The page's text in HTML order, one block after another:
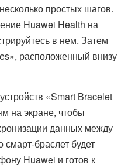
простых шагов.
Huawei Health на
в нем. Затем
расположенный внизу
«Smart Bracelet
на экране, чтобы
данных между
смарт-браслет будет
Huawei и готов к